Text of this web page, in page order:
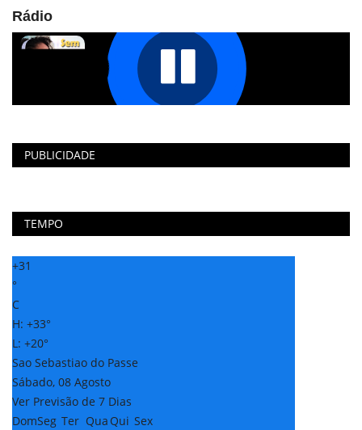
Rádio
PUBLICIDADE
TEMPO
+31
°
C
H: +33°
L: +20°
Sao Sebastiao do Passe
Sábado, 08 Agosto
Ver Previsão de 7 Dias
DomSeg Ter Qua Qui Sex